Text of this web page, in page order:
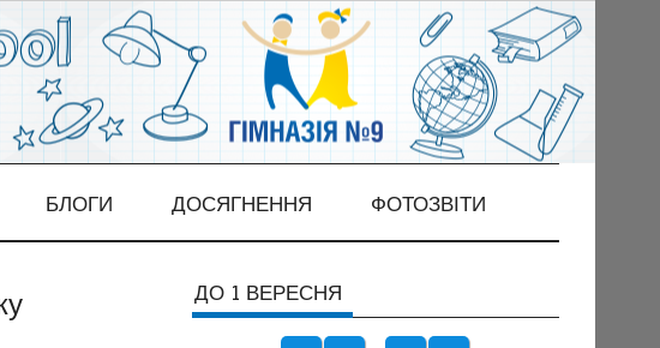
БЛОГИ ДОСЯГНЕННЯ ФОТОЗВІТИ
ДО 1 ВЕРЕСНЯ